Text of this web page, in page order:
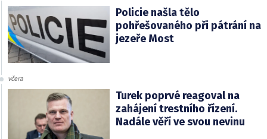
Policie našla tělo
pohřešovaného při pátrání na
jezeře Most
včera
Turek poprvé reagoval na
zahájení trestního řízení.
Nadále věří ve svou nevinu